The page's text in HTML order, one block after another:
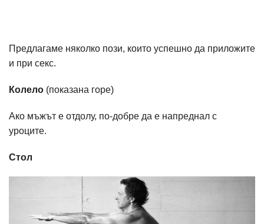
Предлагаме няколко пози, които успешно да приложите
и при секс.
Колело (показана горе)
Ако мъжът е отдолу, по-добре да е напреднал с
уроците.
Стол